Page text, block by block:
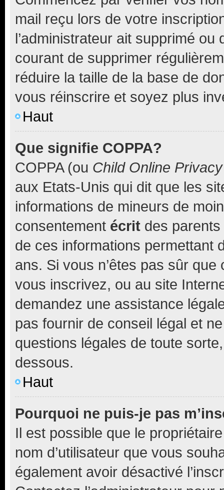
mail reçu lors de votre
l’administrateur ait supprimé
courant de supprimer
réduire la taille de la base de
vous réinscrire et soyez plus
Haut
Que signifie COPPA?
COPPA (ou Child Online
aux Etats-Unis qui dit que les
informations de mineurs de
consentement écrit des parents
de ces informations permettant
ans. Si vous n’êtes pas sûr
vous inscrivez, ou au site
demandez une assistance
pas fournir de conseil légal et
questions légales de toute
dessous.
Haut
Pourquoi ne puis-je pas
Il est possible que le
nom d’utilisateur que vous
également avoir désactivé